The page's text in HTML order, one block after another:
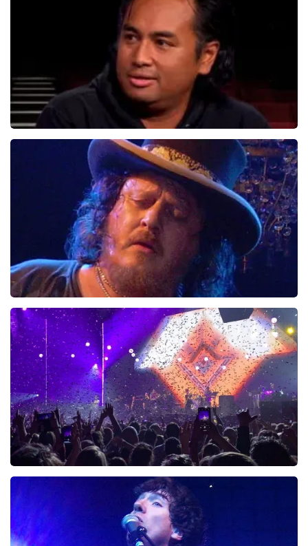
Daniel Arends
876+reviews
BEKIJKEN
Zucchero
20reviews
BEKIJKEN
Wishbone Ash
1 reviews
BEKIJKEN